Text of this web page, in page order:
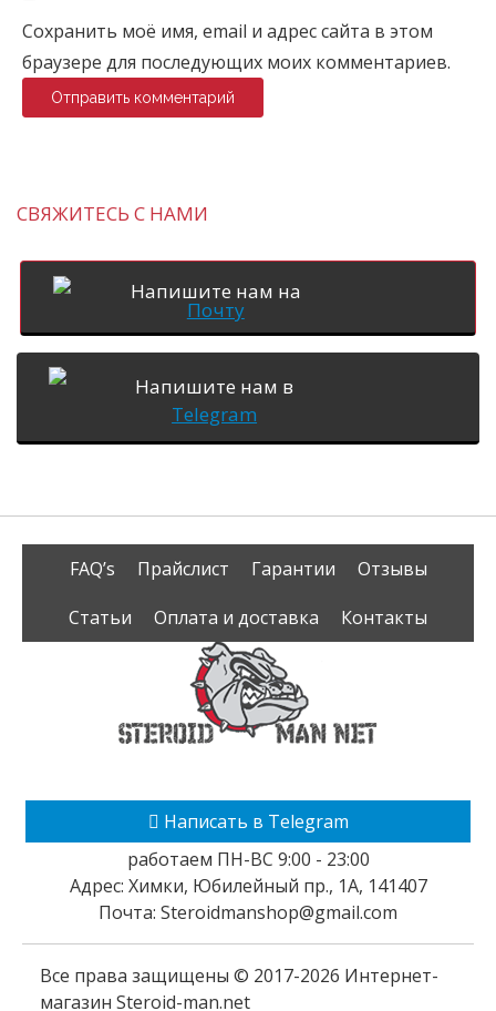
Сохранить моё имя, email и адрес сайта в этом
браузере для последующих моих комментариев.
СВЯЖИТЕСЬ С НАМИ
Напишите нам на
Почту
Напишите нам в
Telegram
FAQ’s Прайслист Гарантии
Отзывы
Статьи
Оплата и доставка Контакты
Написать в Telegram
работаем ПН-ВС 9:00 - 23:00
Адрес: Химки, Юбилейный пр., 1А, 141407
Почта: Steroidmanshop@gmail.com
Все права защищены © 2017-2026 Интернет-
магазин Steroid-man.net